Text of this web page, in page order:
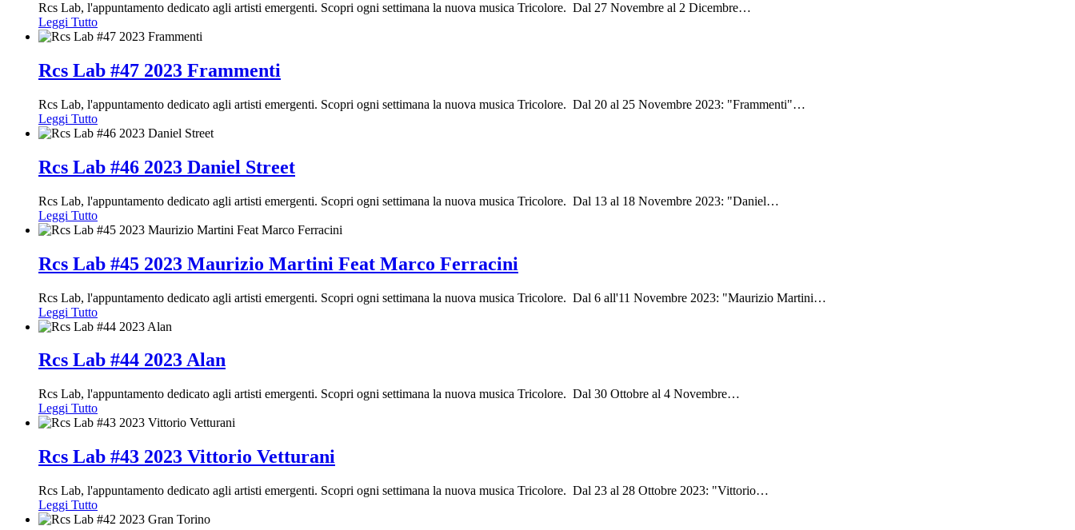
Rcs Lab, l'appuntamento dedicato agli artisti emergenti. Scopri ogni settimana la nuova musica Tricolore. Dal 27 Novembre al 2 Dicembre…
Leggi Tutto
Rcs Lab #47 2023 Frammenti
Rcs Lab, l'appuntamento dedicato agli artisti emergenti. Scopri ogni settimana la nuova musica Tricolore. Dal 20 al 25 Novembre 2023: "Frammenti"…
Leggi Tutto
Rcs Lab #46 2023 Daniel Street
Rcs Lab, l'appuntamento dedicato agli artisti emergenti. Scopri ogni settimana la nuova musica Tricolore. Dal 13 al 18 Novembre 2023: "Daniel…
Leggi Tutto
Rcs Lab #45 2023 Maurizio Martini Feat Marco Ferracini
Rcs Lab, l'appuntamento dedicato agli artisti emergenti. Scopri ogni settimana la nuova musica Tricolore. Dal 6 all'11 Novembre 2023: "Maurizio Martini…
Leggi Tutto
Rcs Lab #44 2023 Alan
Rcs Lab, l'appuntamento dedicato agli artisti emergenti. Scopri ogni settimana la nuova musica Tricolore. Dal 30 Ottobre al 4 Novembre…
Leggi Tutto
Rcs Lab #43 2023 Vittorio Vetturani
Rcs Lab, l'appuntamento dedicato agli artisti emergenti. Scopri ogni settimana la nuova musica Tricolore. Dal 23 al 28 Ottobre 2023: "Vittorio…
Leggi Tutto